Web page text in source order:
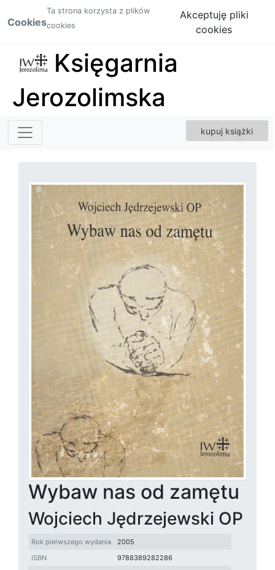
Cookies
Ta strona korzysta z plików
cookies
Akceptuję pliki
cookies
Księgarnia
Jerozolimska
kupuj książki
Wybaw nas od zamętu
Wojciech Jędrzejewski OP
Rok pierwszego wydania
2005
ISBN
9788389282286